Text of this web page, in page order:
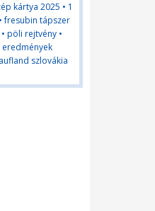
kártya 2025 • 1
•fresubin tápszer
• pöli rejtvény •
szlovákia